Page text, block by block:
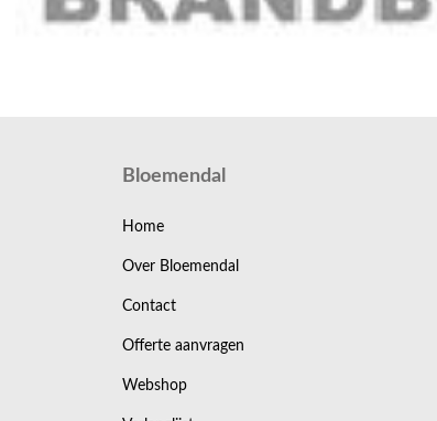
Bloemendal
Home
Over Bloemendal
Contact
Offerte aanvragen
Webshop